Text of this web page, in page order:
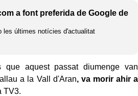
a font preferida de Google de
les últimes notícies d'actualitat
que aquest passat diumenge van
a la Vall d'Aran, va morir ahir a
TV3.